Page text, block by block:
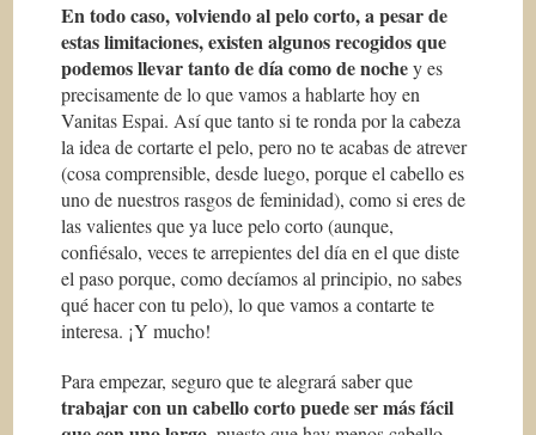
En todo caso, volviendo al pelo corto, a pesar de
estas limitaciones, existen algunos recogidos que
podemos llevar tanto de día como de nochey es
precisamente de lo que vamos a hablarte hoy en
Vanitas Espai. Así que tanto si te ronda por la cabeza
la idea de cortarte el pelo, pero no te acabas de atrever
(cosa comprensible, desde luego, porque el cabello es
uno de nuestros rasgos de feminidad), como si eres de
las valientes que ya luce pelo corto (aunque,
confiésalo, veces te arrepientes del día en el que diste
el paso porque, como decíamos al principio, no sabes
qué hacer con tu pelo), lo que vamos a contarte te
interesa. ¡Y mucho!
Para empezar, seguro que te alegrará saber que
trabajar con un cabello corto puede ser más fácil